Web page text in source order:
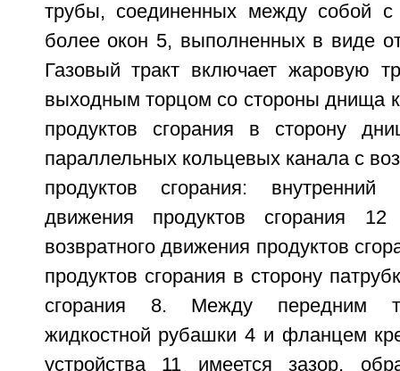
трубы, соединенных между собой
более окон 5, выполненных в виде
Газовый тракт включает жаровую
выходным торцом со стороны днища
продуктов сгорания в сторону
параллельных кольцевых канала с
продуктов сгорания: внутренний
движения продуктов сгорания
возвратного движения продуктов
продуктов сгорания в сторону
сгорания 8. Между передним
жидкостной рубашки 4 и фланцем
устройства 11 имеется зазор,